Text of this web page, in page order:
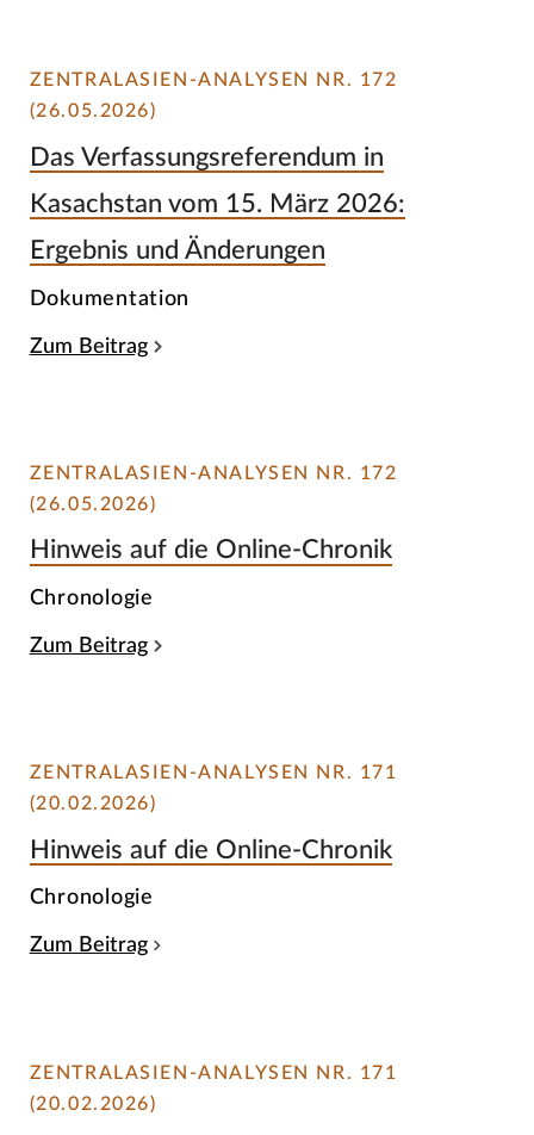
ZENTRALASIEN-ANALYSEN NR. 172
(26.05.2026)
Das Verfassungsreferendum in
Kasachstan vom 15. März 2026:
Ergebnis und Änderungen
Dokumentation
Zum Beitrag
ZENTRALASIEN-ANALYSEN NR. 172
(26.05.2026)
Hinweis auf die Online-Chronik
Chronologie
Zum Beitrag
ZENTRALASIEN-ANALYSEN NR. 171
(20.02.2026)
Hinweis auf die Online-Chronik
Chronologie
Zum Beitrag
ZENTRALASIEN-ANALYSEN NR. 171
(20.02.2026)